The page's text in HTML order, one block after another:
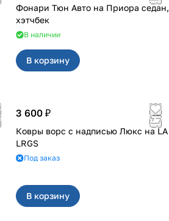
Фонари Тюн Авто на Приора седан,
хэтчбек
В наличии
В корзину
3 600 ₽
Ковры ворс с надписью Люкс на LA
LRGS
Под заказ
В корзину